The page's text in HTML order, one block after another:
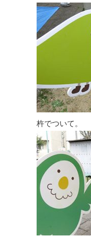
杵でついて。